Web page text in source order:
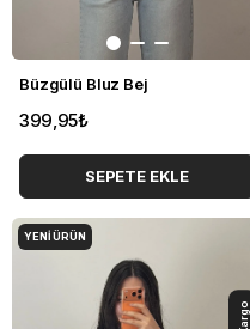
Büzgülü Bluz Bej
399,95₺
SEPETE EKLE
YENI ÜRÜN